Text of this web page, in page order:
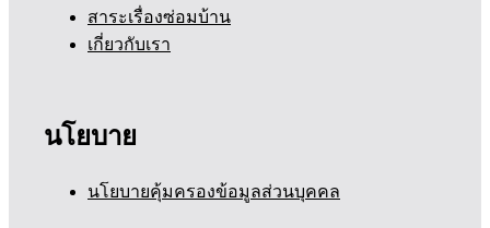
สาระเรื่องซ่อมบ้าน
เกี่ยวกับเรา
นโยบาย
นโยบายคุ้มครองข้อมูลส่วนบุคคล